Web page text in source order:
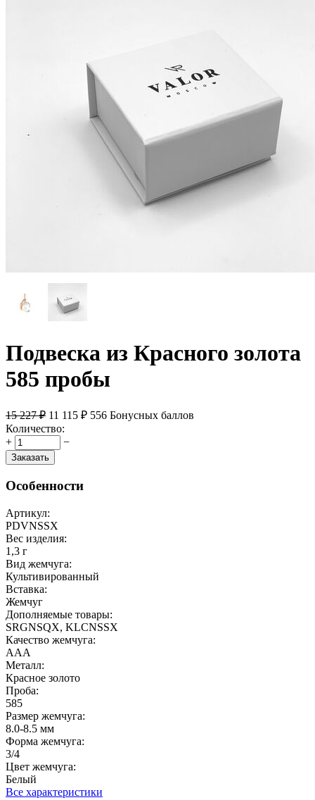
Подвеска из Красного золота
585 пробы
15 227 ₽ 11 115 ₽ 556 Бонусных баллов
Количество:
+
−
Заказать
Особенности
Артикул:
PDVNSSX
Вес изделия:
1,3 г
Вид жемчуга:
Культивированный
Вставка:
Жемчуг
Дополняемые товары:
SRGNSQX, KLCNSSX
Качество жемчуга:
ААА
Металл:
Красное золото
Проба:
585
Размер жемчуга:
8.0-8.5 мм
Форма жемчуга:
3/4
Цвет жемчуга:
Белый
Все характеристики